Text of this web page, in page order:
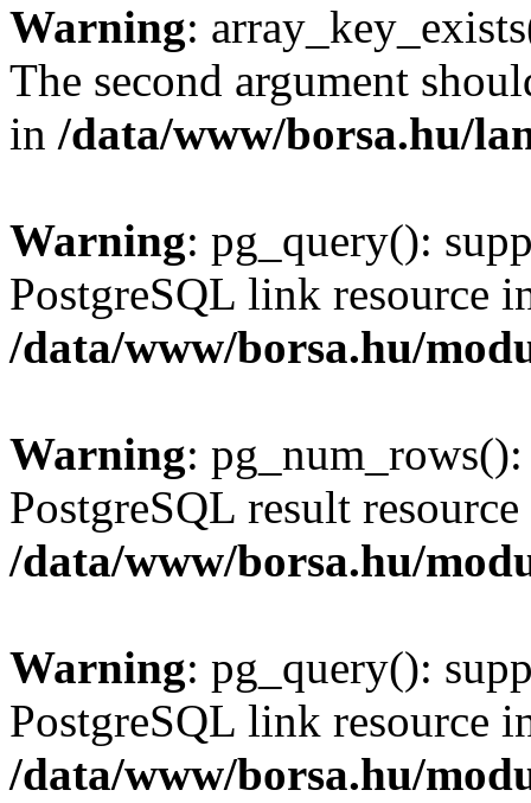
Warning:
The second argument
in /data/www/borsa.hu/
Warning: pg_query():
PostgreSQL link resource
/data/www/borsa.hu/
Warning:
PostgreSQL result
/data/www/borsa.hu/
Warning: pg_query():
PostgreSQL link resource
/data/www/borsa.hu/